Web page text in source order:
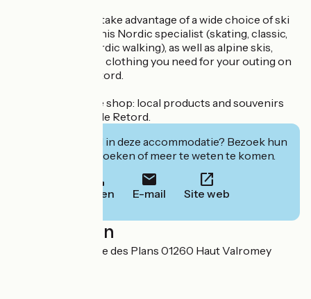
In winter, you can take advantage of a wide choice of ski
equipment from this Nordic specialist (skating, classic,
snowshoeing, Nordic walking), as well as alpine skis,
sledges and all the clothing you need for your outing on
the Plateau de Retord.
A little extra in the shop: local products and souvenirs
from the Plateau de Retord.
Geïnteresseerd in deze accommodatie? Bezoek hun
website om te boeken of meer te weten te komen.
Bellen E-mail Site web
Localisation
90 rue de la Boucle des Plans 01260 Haut Valromey